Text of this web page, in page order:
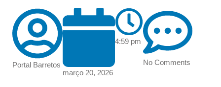
Portal Barretos
março 20, 2026
4:59 pm
No Comments